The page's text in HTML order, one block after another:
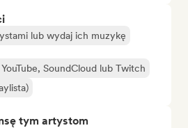
lub wydaj ich muzykę
SoundCloud lub Twitch
tym artystom